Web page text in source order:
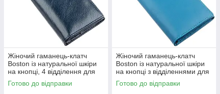
Жіночий гаманець-клатч
Boston із натуральної шкіри
на кнопці, 4 відділення для
купюр і 14 для карток, сіро-
блакитний VL18844
Готово до відправки
Жіночий гаманець-клатч
Boston із натуральної шкіри
на кнопці з відділеннями для
документів, блакитний
VL18845
Готово до відправки